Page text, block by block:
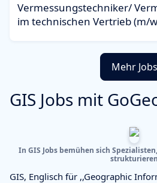
Vermessungstechniker/
im technischen Vertrieb (m/
Mehr Jobs
GIS Jobs mit
In GIS Jobs bemühen sich
strukturieren
GIS, Englisch für ,,Geographic